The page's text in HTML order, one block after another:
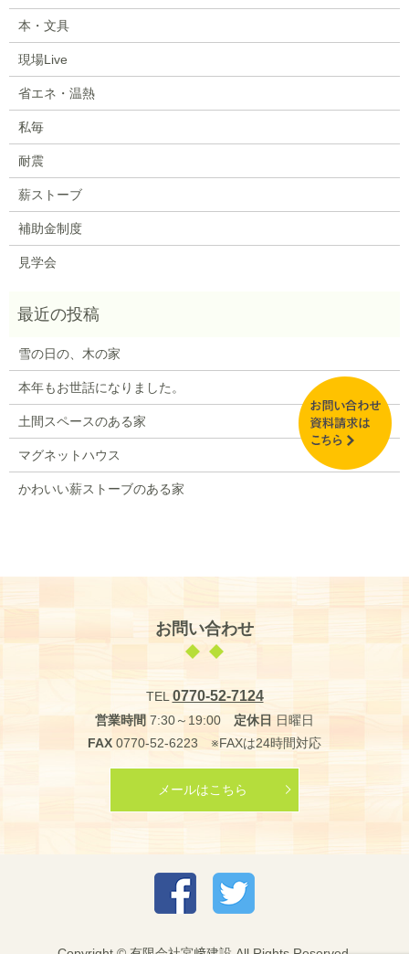
本・文具
現場Live
省エネ・温熱
私毎
耐震
薪ストーブ
補助金制度
見学会
雪の日の、木の家
本年もお世話になりました。
土間スペースのある家
マグネットハウス
かわいい薪ストーブのある家
お問い合わせ
TEL 0770-52-7124
営業時間 7:30～19:00 定休日 日曜日
FAX 0770-52-6223 ※FAXは24時間対応
メールはこちら